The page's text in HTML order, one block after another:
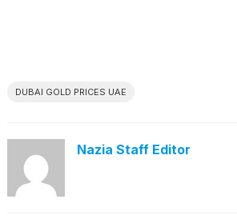
DUBAI GOLD PRICES UAE
Nazia Staff Editor